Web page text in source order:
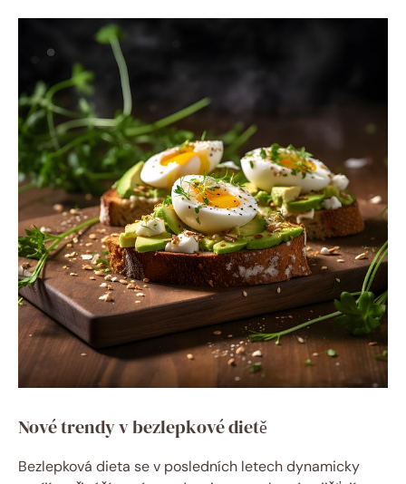
Nové trendy v⁤ bezlepkové dietě
Bezlepková dieta se v posledních letech dynamicky